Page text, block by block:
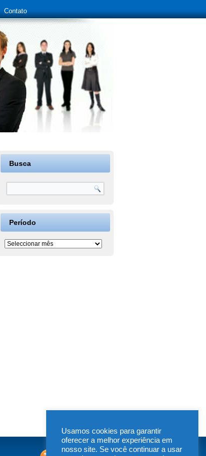
Contato
Busca
Período
Período
Usamos cookies para garantir
oferecer a melhor experiência em
nosso site. Se você continuar a usar